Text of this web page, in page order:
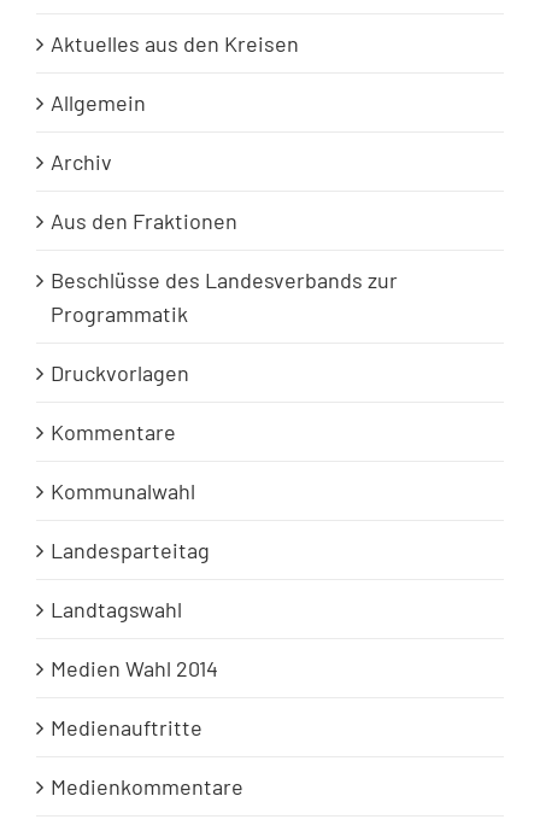
Aktuelles aus den Kreisen
Allgemein
Archiv
Aus den Fraktionen
Beschlüsse des Landesverbands zur
Programmatik
Druckvorlagen
Kommentare
Kommunalwahl
Landesparteitag
Landtagswahl
Medien Wahl 2014
Medienauftritte
Medienkommentare